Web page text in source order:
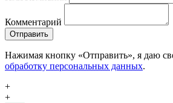
Комментарий
Отправить
Нажимая кнопку «Отправить», я даю
обработку персональных данных.
+
+